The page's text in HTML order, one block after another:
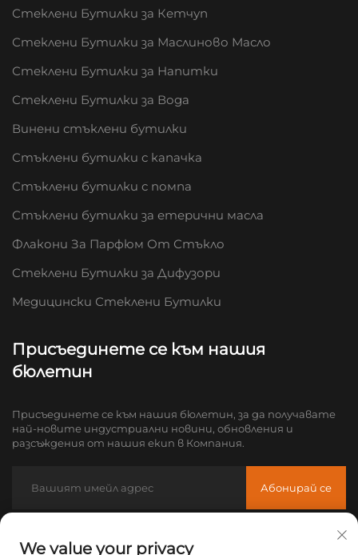
Стеклени Бутилки за Кетчуп
Стеклени Бутилки за Маслиново Масло
Стеклени Бутилки за Напитки
Стеклени Бутилки за Вода
Винени стъклени бутилки
Стъклени бутилки с капачка
Стъклени бутилки с помпа
Стъклени бутилки за етерични масла
Флакони За Парфюм От Стъкло
Стеклени Бутилки за Дифузори
Медицински Стеклени Бутилки
Присъединете се към нашия
бюлетин
Присъединете се към нашия бюлетин, за да получавате
най-новите индустриални новини, обновления и
разсъждения от нашия екип в Компания.
Абонирай се
We value your privacy